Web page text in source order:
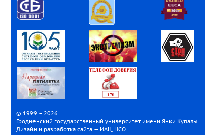
© 1999 – 2026
Гродненский государственный университет имени Янки Купалы
Дизайн и разработка сайта — ИАЦ, ЦСО